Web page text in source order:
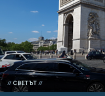
СВЕТЪТ